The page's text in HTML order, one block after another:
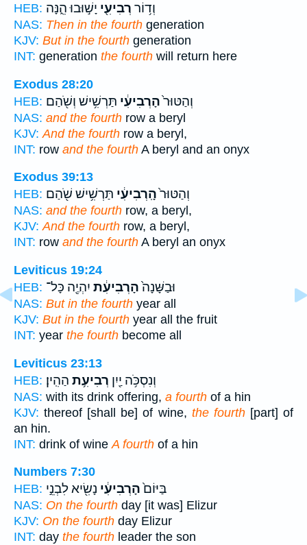
HEB:
וְד֥וֹר רְבִיעִ֖י יָשׁ֣וּבוּ הֵ֑נָּה
NAS: Then in the fourth generation
KJV: But in the fourth generation
INT: generation the fourth will return here
Exodus 28:20
HEB:
וְהַטּוּר֙הָרְבִיעִ֔י תַּרְשִׁ֥ישׁ וְשֹׁ֖הַם
NAS: and the fourth row a beryl
KJV: And the fourth row a beryl,
INT: row and the fourth A beryl and an onyx
Exodus 39:13
HEB:
וְהַטּוּר֙הָֽרְבִיעִ֔י תַּרְשִׁ֥ישׁ שֹׁ֖הַם
NAS: and the fourth row, a beryl,
KJV: And the fourth row, a beryl,
INT: row and the fourth A beryl an onyx
Leviticus 19:24
HEB:
וּבַשָּׁנָה֙הָרְבִיעִ֔ת יִהְיֶ֖ה כָּל־
NAS: But in the fourth year all
KJV: But in the fourth year all the fruit
INT: year the fourth become all
Leviticus 23:13
HEB:
וְנִסְכֹּ֥ה יַ֖יִן רְבִיעִ֥ת הַהִֽין׃
NAS: with its drink offering, a fourth of a hin
KJV: thereof [shall be] of wine, the fourth[part] of
an hin.
INT: drink of wine A fourth of a hin
Numbers 7:30
HEB:
בַּיּוֹם֙הָרְבִיעִ֔י נָשִׂ֖יא לִבְנֵ֣י
NAS: On the fourth day [it was] Elizur
KJV: On the fourth day Elizur
INT: day the fourth leader the son